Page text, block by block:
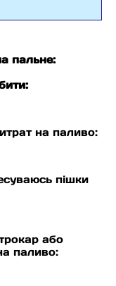
пальне:
на паливо:
пішки
або
паливо: